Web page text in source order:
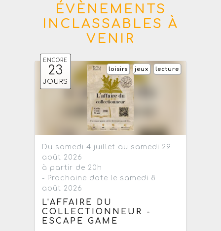
ÉVÈNEMENTS
INCLASSABLES À
VENIR
ENCORE
23
JOURS
lecture
jeux
loisirs
Du samedi 4 juillet au samedi 29
août 2026
à partir de 20h
- Prochaine date le samedi 8
août 2026
L'AFFAIRE DU
COLLECTIONNEUR -
ESCAPE GAME